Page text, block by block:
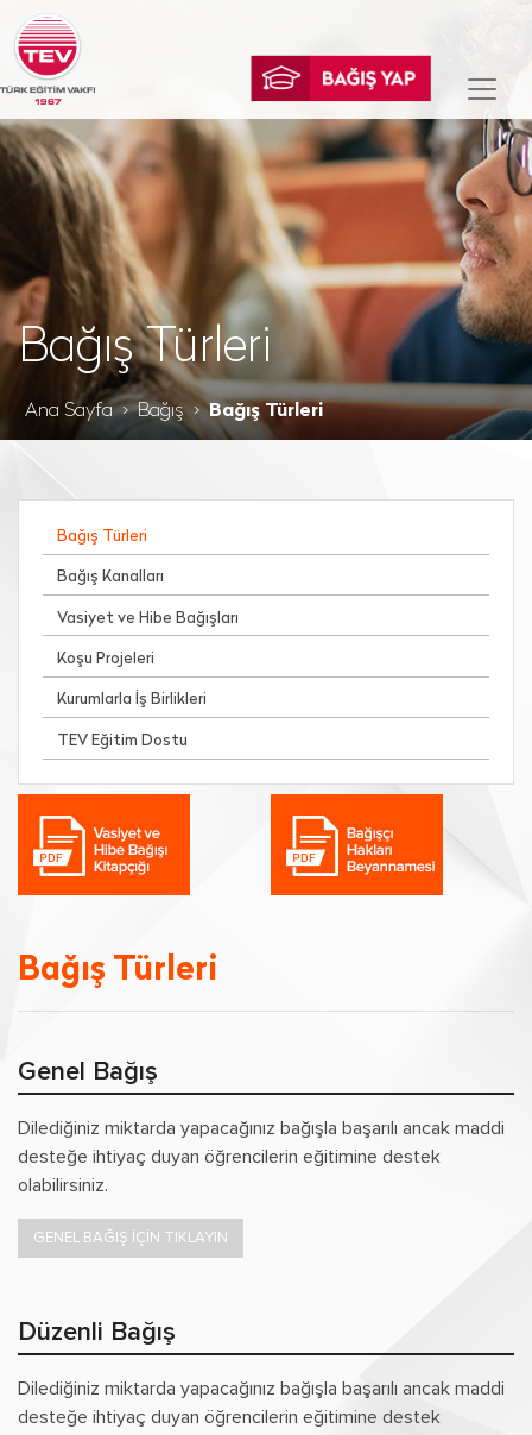
Bağış Türleri
Ana Sayfa Bağış Bağış Türleri
Bağış Türleri
Genel Bağış
Dilediğiniz miktarda yapacağınız bağışla başarılı ancak maddi
desteğe ihtiyaç duyan öğrencilerin eğitimine destek
olabilirsiniz.
GENEL BAĞIŞ İÇİN TIKLAYIN
Düzenli Bağış
Dilediğiniz miktarda yapacağınız bağışla başarılı ancak maddi
desteğe ihtiyaç duyan öğrencilerin eğitimine destek
Bağış Türleri
Bağış Kanalları
Vasiyet ve Hibe Bağışları
Koşu Projeleri
Kurumlarla İş Birlikleri
TEV Eğitim Dostu